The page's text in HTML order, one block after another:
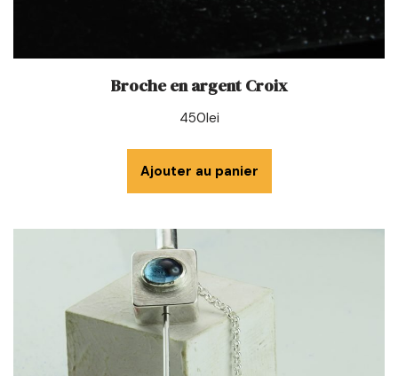
Broche en argent Croix
450lei
Ajouter au panier